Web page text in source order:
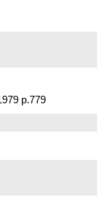
p.779